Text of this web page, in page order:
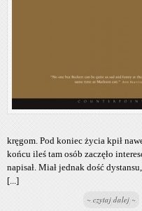
kręgom. Pod koniec życia kpił
końcu ileś tam osób zaczęło
napisał. Miał jednak dość
[...]
~ czytaj dalej ~